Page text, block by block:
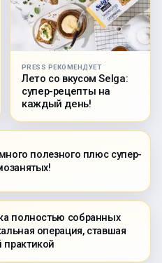
PRESS РЕКОМЕНДУЕТ
Лето со вкусом Selga:
супер-рецепты на
каждый день!
полезного плюс супер-
полностью собранных
операция, ставшая
практикой